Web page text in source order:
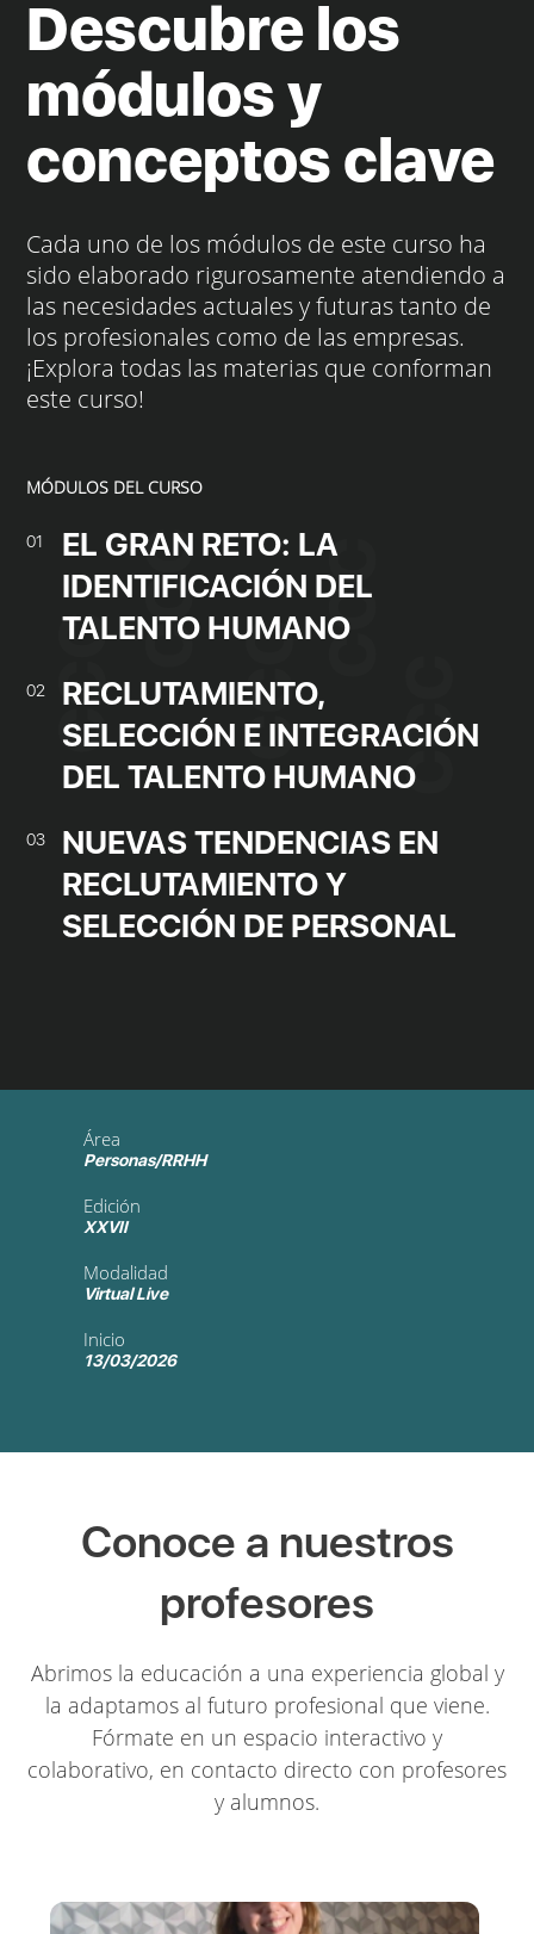
Descubre los
módulos y
conceptos clave
Cada uno de los módulos de este curso ha
sido elaborado rigurosamente atendiendo a
las necesidades actuales y futuras tanto de
los profesionales como de las empresas.
¡Explora todas las materias que conforman
este curso!
MÓDULOS DEL CURSO
01
EL GRAN RETO: LA
IDENTIFICACIÓN DEL
TALENTO HUMANO
02
RECLUTAMIENTO,
SELECCIÓN E INTEGRACIÓN
DEL TALENTO HUMANO
03
NUEVAS TENDENCIAS EN
RECLUTAMIENTO Y
SELECCIÓN DE PERSONAL
Área
Personas/RRHH
Edición
XXVII
Modalidad
Virtual Live
Inicio
13/03/2026
Conoce a nuestros
profesores
Abrimos la educación a una experiencia global y
la adaptamos al futuro profesional que viene.
Fórmate en un espacio interactivo y
colaborativo, en contacto directo con profesores
y alumnos.